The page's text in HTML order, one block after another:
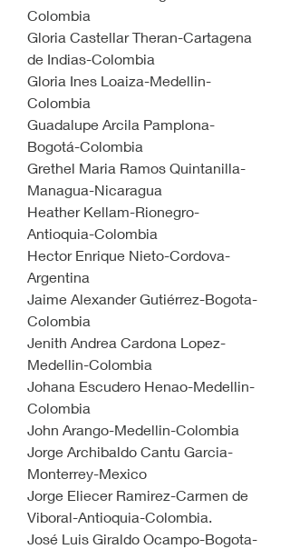
Colombia
Gloria Castellar Theran-Cartagena
de Indias-Colombia
Gloria Ines Loaiza-Medellin-
Colombia
Guadalupe Arcila Pamplona-
Bogotá-Colombia
Grethel Maria Ramos Quintanilla-
Managua-Nicaragua
Heather Kellam-Rionegro-
Antioquia-Colombia
Hector Enrique Nieto-Cordova-
Argentina
Jaime Alexander Gutiérrez-Bogota-
Colombia
Jenith Andrea Cardona Lopez-
Medellin-Colombia
Johana Escudero Henao-Medellin-
Colombia
John Arango-Medellin-Colombia
Jorge Archibaldo Cantu Garcia-
Monterrey-Mexico
Jorge Eliecer Ramirez-Carmen de
Viboral-Antioquia-Colombia.
José Luis Giraldo Ocampo-Bogota-